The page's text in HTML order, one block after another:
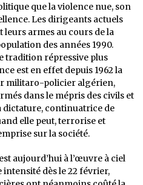
que la violence nue, son
Les dirigeants actuels
armes au cours de la
des années 1990.
tradition répressive plus
est en effet depuis 1962 la
militaro-policier algérien,
dans le mépris des civils et
dictature, continuatrice de
elle peut, terrorise et
sur la société.
aujourd’hui à l’œuvre à ciel
intensité dès le 22 février,